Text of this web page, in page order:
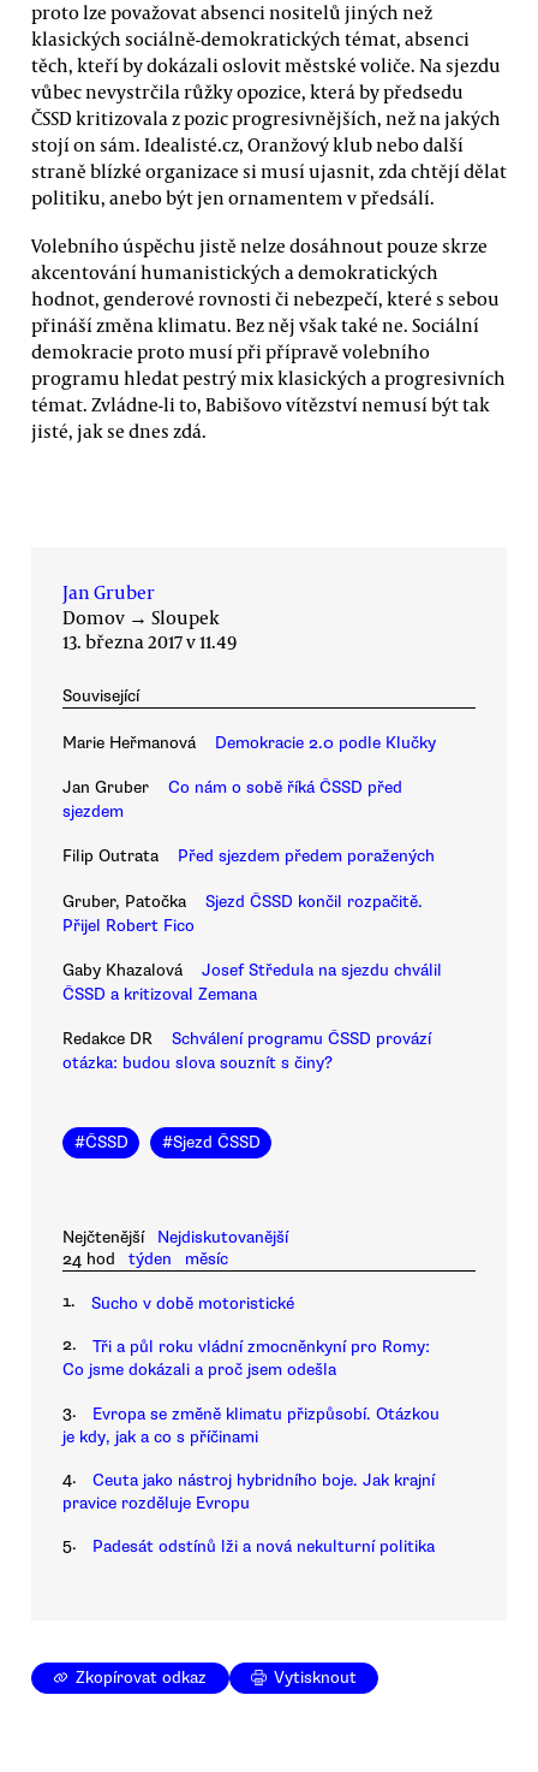
proto lze považovat absenci nositelů jiných než
klasických sociálně-demokratických témat, absenci
těch, kteří by dokázali oslovit městské voliče. Na sjezdu
vůbec nevystrčila růžky opozice, která by předsedu
ČSSD kritizovala z pozic progresivnějších, než na jakých
stojí on sám. Idealisté.cz, Oranžový klub nebo další
straně blízké organizace si musí ujasnit, zda chtějí dělat
politiku, anebo být jen ornamentem v předsálí.
Volebního úspěchu jistě nelze dosáhnout pouze skrze
akcentování humanistických a demokratických
hodnot, genderové rovnosti či nebezpečí, které s sebou
přináší změna klimatu. Bez něj však také ne. Sociální
demokracie proto musí při přípravě volebního
programu hledat pestrý mix klasických a progresivních
témat. Zvládne-li to, Babišovo vítězství nemusí být tak
jisté, jak se dnes zdá.
Jan Gruber
Domov → Sloupek
13. března 2017 v 11.49
Související
Marie Heřmanová Demokracie 2.0 podle Klučky
Jan Gruber
Co nám o sobě říká ČSSD před
sjezdem
Filip Outrata Před sjezdem předem poražených
Gruber, Patočka
Sjezd ČSSD končil rozpačitě.
Přijel Robert Fico
Gaby Khazalová
Josef Středula na sjezdu chválil
ČSSD a kritizoval Zemana
Redakce DR
Schválení programu ČSSD provází
otázka: budou slova souznít s činy?
#ČSSD #Sjezd ČSSD
Nejčtenější
Nejdiskutovanější
24 hod
týden měsíc
1. Sucho v době motoristické
2.
Tři a půl roku vládní zmocněnkyní pro Romy:
Co jsme dokázali a proč jsem odešla
3.
Evropa se změně klimatu přizpůsobí. Otázkou
je kdy, jak a co s příčinami
4.
Ceuta jako nástroj hybridního boje. Jak krajní
pravice rozděluje Evropu
5. Padesát odstínů lži a nová nekulturní politika
Zkopírovat odkaz Vytisknout